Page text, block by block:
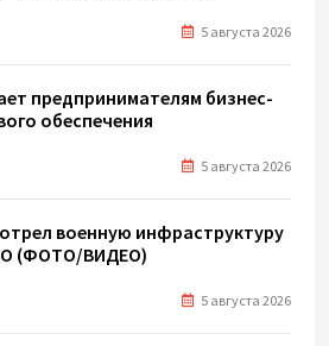
5 августа 2026
предпринимателям бизнес-
обеспечения
5 августа 2026
военную инфраструктуру
(ФОТО/ВИДЕО)
5 августа 2026